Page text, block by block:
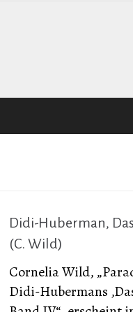
Didi-Huberman,
(C. Wild)
Cornelia Wild,
Didi-Hubermans